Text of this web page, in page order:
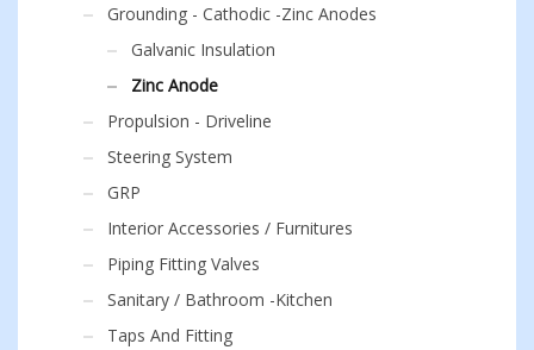
Grounding - Cathodic -Zinc Anodes
Galvanic Insulation
Zinc Anode
Propulsion - Driveline
Steering System
GRP
Interior Accessories / Furnitures
Piping Fitting Valves
Sanitary / Bathroom -Kitchen
Taps And Fitting